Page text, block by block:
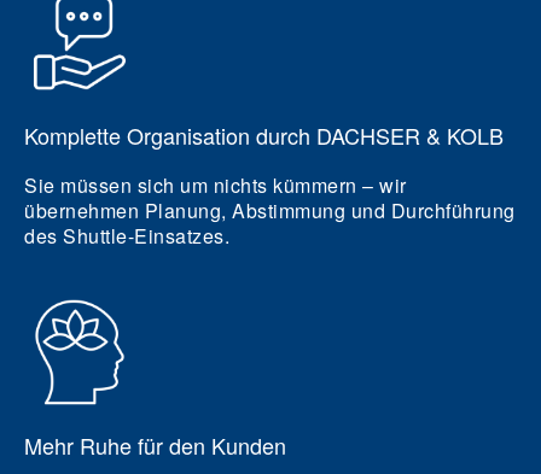
Komplette Organisation durch DACHSER & KOLB
Sie müssen sich um nichts kümmern – wir
übernehmen Planung, Abstimmung und Durchführung
des Shuttle-Einsatzes.
Mehr Ruhe für den Kunden